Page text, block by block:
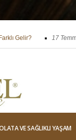
Gelir? 17
Karşılama Hissi 29
VE SAĞLIKLI YAŞAM